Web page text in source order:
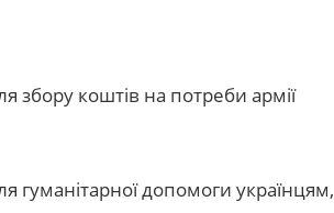
коштів на потреби армії
допомоги українцям,